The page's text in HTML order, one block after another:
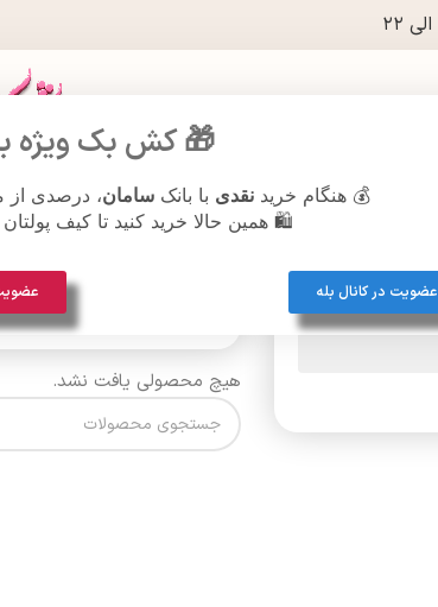
🎁 کش بک ویژه
💰 هنگام خرید نقدی با بانک سامان، درصدی از
🛍️ همین حالا خرید کنید تا کیف
عضویت در کانال بله
عطر و ادکلن نقره جاتبدلیجات پیرسینگساعت مچی
هیچ محصولی یافت نشد.